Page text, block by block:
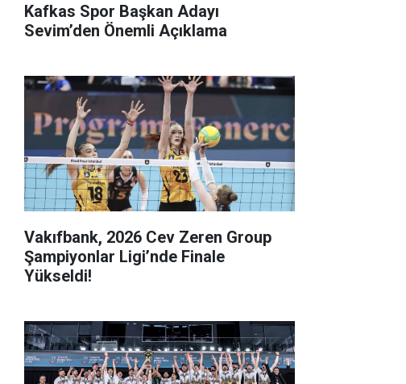
Kafkas Spor Başkan Adayı
Sevim’den Önemli Açıklama
Vakıfbank, 2026 Cev Zeren Group
Şampiyonlar Ligi’nde Finale
Yükseldi!